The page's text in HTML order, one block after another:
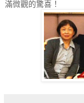
滿微觀的驚喜！